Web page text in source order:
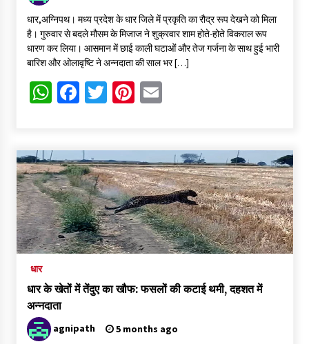
धार,अग्निपथ। मध्य प्रदेश के धार जिले में प्रकृति का रौद्र रूप देखने को मिला
है। गुरुवार से बदले मौसम के मिजाज ने शुक्रवार शाम होते-होते विकराल रूप
धारण कर लिया। आसमान में छाई काली घटाओं और तेज गर्जना के साथ हुई भारी
बारिश और ओलावृष्टि ने अन्नदाता की साल भर […]
WhatsApp
Facebook
TwitterPinterest
Email
धार
धार के खेतों में तेंदुए का खौफ: फसलों की कटाई थमी, दहशत में
अन्नदाता
agnipath 5 months ago